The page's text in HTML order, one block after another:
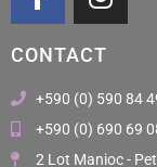
a
e
b
o
o
n
t
a
g
r
CONTACT
+590 (0) 590 84
+590 (0) 690 69
2 Lot Manioc -